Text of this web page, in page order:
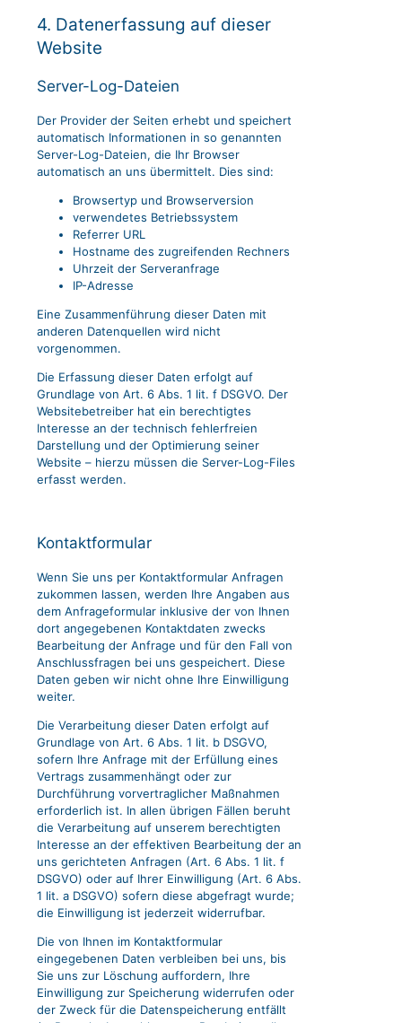
4. Datenerfassung auf dieser
Website
Server-Log-Dateien
Der Provider der Seiten erhebt und speichert
automatisch Informationen in so genannten
Server-Log-Dateien, die Ihr Browser
automatisch an uns übermittelt. Dies sind:
Browsertyp und Browserversion
verwendetes Betriebssystem
Referrer URL
Hostname des zugreifenden Rechners
Uhrzeit der Serveranfrage
IP-Adresse
Eine Zusammenführung dieser Daten mit
anderen Datenquellen wird nicht
vorgenommen.
Die Erfassung dieser Daten erfolgt auf
Grundlage von Art. 6 Abs. 1 lit. f DSGVO. Der
Websitebetreiber hat ein berechtigtes
Interesse an der technisch fehlerfreien
Darstellung und der Optimierung seiner
Website – hierzu müssen die Server-Log-Files
erfasst werden.
Kontaktformular
Wenn Sie uns per Kontaktformular Anfragen
zukommen lassen, werden Ihre Angaben aus
dem Anfrageformular inklusive der von Ihnen
dort angegebenen Kontaktdaten zwecks
Bearbeitung der Anfrage und für den Fall von
Anschlussfragen bei uns gespeichert. Diese
Daten geben wir nicht ohne Ihre Einwilligung
weiter.
Die Verarbeitung dieser Daten erfolgt auf
Grundlage von Art. 6 Abs. 1 lit. b DSGVO,
sofern Ihre Anfrage mit der Erfüllung eines
Vertrags zusammenhängt oder zur
Durchführung vorvertraglicher Maßnahmen
erforderlich ist. In allen übrigen Fällen beruht
die Verarbeitung auf unserem berechtigten
Interesse an der effektiven Bearbeitung der an
uns gerichteten Anfragen (Art. 6 Abs. 1 lit. f
DSGVO) oder auf Ihrer Einwilligung (Art. 6 Abs.
1 lit. a DSGVO) sofern diese abgefragt wurde;
die Einwilligung ist jederzeit widerrufbar.
Die von Ihnen im Kontaktformular
eingegebenen Daten verbleiben bei uns, bis
Sie uns zur Löschung auffordern, Ihre
Einwilligung zur Speicherung widerrufen oder
der Zweck für die Datenspeicherung entfällt